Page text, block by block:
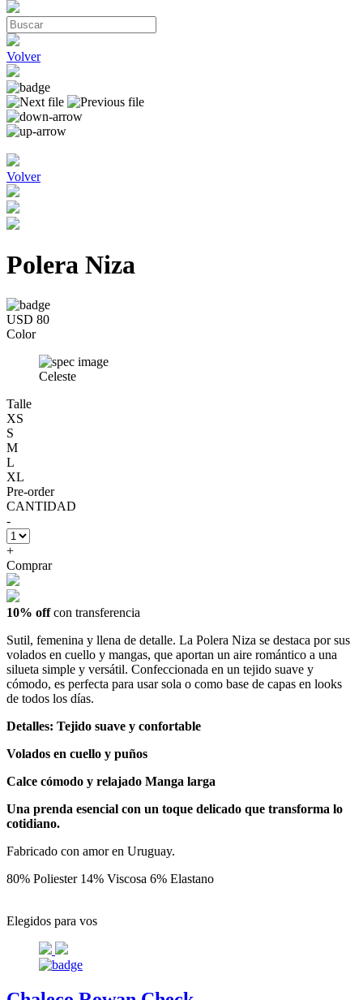
Volver
Volver
Polera Niza
USD 80
Color
Celeste
Talle
XS
S
M
L
XL
Pre-order
CANTIDAD
-
+
Comprar
10% offcon transferencia
Sutil, femenina y llena de detalle. La Polera Niza se destaca por sus
volados en cuello y mangas, que aportan un aire romántico a una
silueta simple y versátil. Confeccionada en un tejido suave y
cómodo, es perfecta para usar sola o como base de capas en looks
de todos los días.
Detalles: Tejido suave y confortable
Volados en cuello y puños
Calce cómodo y relajado Manga larga
Una prenda esencial con un toque delicado que transforma lo
cotidiano.
Fabricado con amor en Uruguay.
80% Poliester 14% Viscosa 6% Elastano
Elegidos para vos